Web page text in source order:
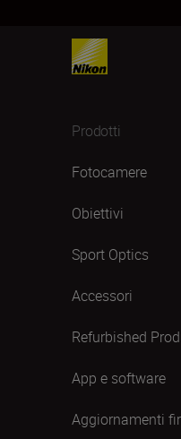
Prodotti
Fotocamere
Obiettivi
Sport Optics
Accessori
Refurbished
App e software
Aggiornamenti